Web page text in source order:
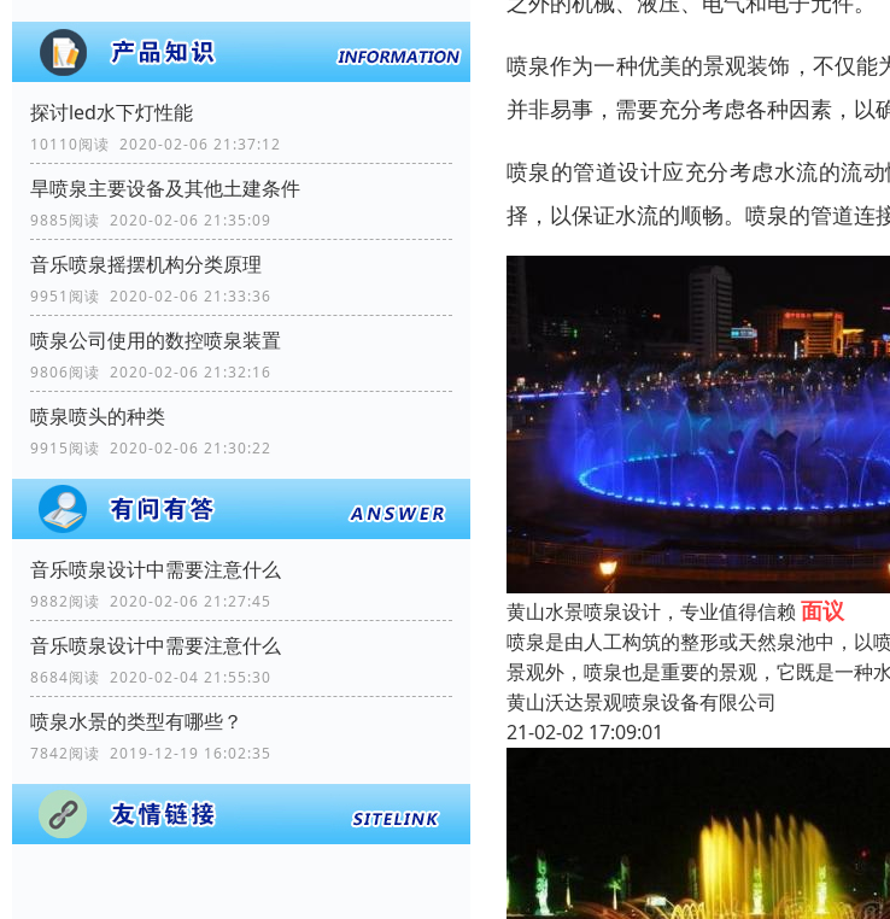
探讨led水下灯性能
10110阅读 2020-02-06 21:37:12
旱喷泉主要设备及其他土建条件
9885阅读 2020-02-06 21:35:09
音乐喷泉摇摆机构分类原理
9951阅读 2020-02-06 21:33:36
喷泉公司使用的数控喷泉装置
9806阅读 2020-02-06 21:32:16
喷泉喷头的种类
9915阅读 2020-02-06 21:30:22
音乐喷泉设计中需要注意什么
9882阅读 2020-02-06 21:27:45
音乐喷泉设计中需要注意什么
8684阅读 2020-02-04 21:55:30
喷泉水景的类型有哪些？
7842阅读 2019-12-19 16:02:35
喷泉作为一种优美的景观装饰，不仅
并非易事，需要充分考虑各种因素，以
喷泉的管道设计应充分考虑水流的流
择，以保证水流的顺畅。喷泉的管道连
黄山水景喷泉设计，专业值得信赖 面议
喷泉是由人工构筑的整形或天然泉池中，以
景观外，喷泉也是重要的景观，它既是一种
黄山沃达景观喷泉设备有限公司
21-02-02 17:09:01